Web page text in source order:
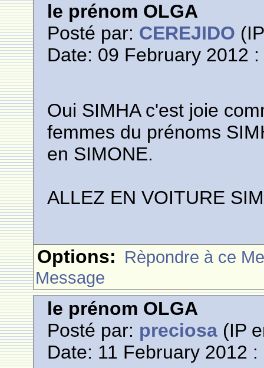
le prénom OLGA
Posté par: CEREJIDO
Date: 09 February 2012
Oui SIMHA c'est joie
femmes du prénoms
en SIMONE.
ALLEZ EN VOITURE
Options: Rèpondre à ce
Message
le prénom OLGA
Posté par: preciosa (IP
Date: 11 February 2012 :